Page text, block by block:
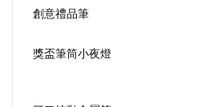
創意禮品筆
獎盃筆筒小夜燈